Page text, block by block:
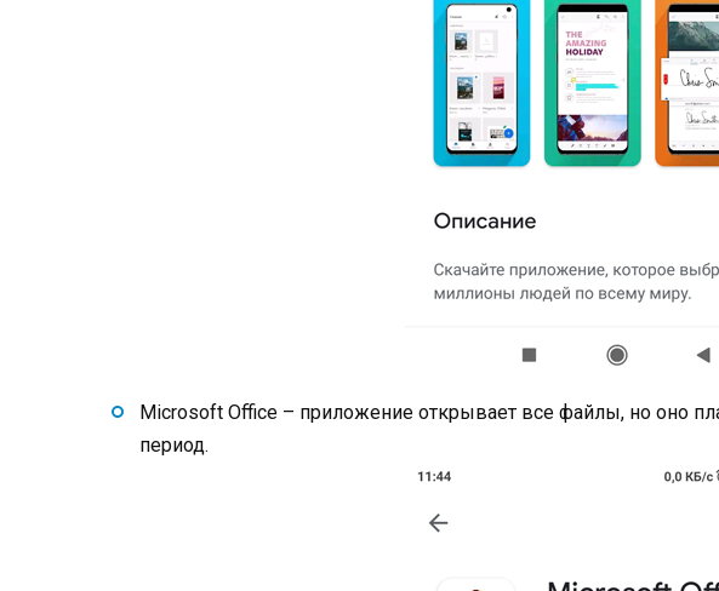
Microsoft Office – приложение открывает все файлы, но оно
период.